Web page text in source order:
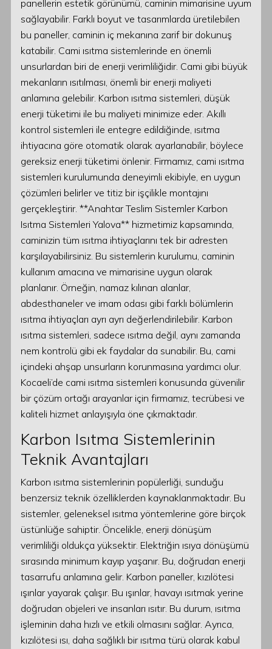
panellerin estetik görünümü, caminin mimarisine uyum
sağlayabilir. Farklı boyut ve tasarımlarda üretilebilen
bu paneller, caminin iç mekanına zarif bir dokunuş
katabilir. Cami ısıtma sistemlerinde en önemli
unsurlardan biri de enerji verimliliğidir. Cami gibi büyük
mekanların ısıtılması, önemli bir enerji maliyeti
anlamına gelebilir. Karbon ısıtma sistemleri, düşük
enerji tüketimi ile bu maliyeti minimize eder. Akıllı
kontrol sistemleri ile entegre edildiğinde, ısıtma
ihtiyacına göre otomatik olarak ayarlanabilir, böylece
gereksiz enerji tüketimi önlenir. Firmamız, cami ısıtma
sistemleri kurulumunda deneyimli ekibiyle, en uygun
çözümleri belirler ve titiz bir işçilikle montajını
gerçekleştirir. **Anahtar Teslim Sistemler Karbon
Isıtma Sistemleri Yalova** hizmetimiz kapsamında,
caminizin tüm ısıtma ihtiyaçlarını tek bir adresten
karşılayabilirsiniz. Bu sistemlerin kurulumu, caminin
kullanım amacına ve mimarisine uygun olarak
planlanır. Örneğin, namaz kılınan alanlar,
abdesthaneler ve imam odası gibi farklı bölümlerin
ısıtma ihtiyaçları ayrı ayrı değerlendirilebilir. Karbon
ısıtma sistemleri, sadece ısıtma değil, aynı zamanda
nem kontrolü gibi ek faydalar da sunabilir. Bu, cami
içindeki ahşap unsurların korunmasına yardımcı olur.
Kocaeli’de cami ısıtma sistemleri konusunda güvenilir
bir çözüm ortağı arayanlar için firmamız, tecrübesi ve
kaliteli hizmet anlayışıyla öne çıkmaktadır.
Karbon Isıtma Sistemlerinin
Teknik Avantajları
Karbon ısıtma sistemlerinin popülerliği, sunduğu
benzersiz teknik özelliklerden kaynaklanmaktadır. Bu
sistemler, geleneksel ısıtma yöntemlerine göre birçok
üstünlüğe sahiptir. Öncelikle, enerji dönüşüm
verimliliği oldukça yüksektir. Elektriğin ısıya dönüşümü
sırasında minimum kayıp yaşanır. Bu, doğrudan enerji
tasarrufu anlamına gelir. Karbon paneller, kızılötesi
ışınlar yayarak çalışır. Bu ışınlar, havayı ısıtmak yerine
doğrudan objeleri ve insanları ısıtır. Bu durum, ısıtma
işleminin daha hızlı ve etkili olmasını sağlar. Ayrıca,
kızılötesi ısı, daha sağlıklı bir ısıtma türü olarak kabul